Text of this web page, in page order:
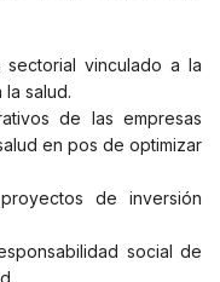
sectorial vinculado a la
salud.
de las empresas
en pos de optimizar
de inversión
social de